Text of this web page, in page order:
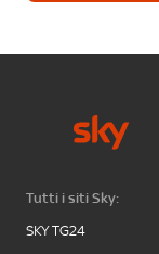
Tutti i siti Sky:
SKY TG24